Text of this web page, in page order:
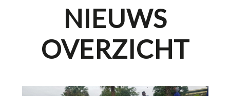
NIEUWS
OVERZICHT